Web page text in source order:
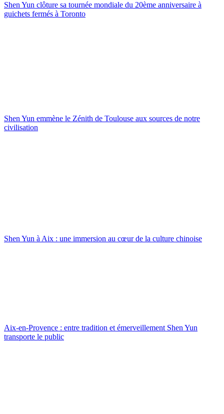
Shen Yun clôture sa tournée mondiale du 20ème anniversaire à
guichets fermés à Toronto
Shen Yun emmène le Zénith de Toulouse aux sources de notre
civilisation
Shen Yun à Aix : une immersion au cœur de la culture chinoise
Aix-en-Provence : entre tradition et émerveillement Shen Yun
transporte le public